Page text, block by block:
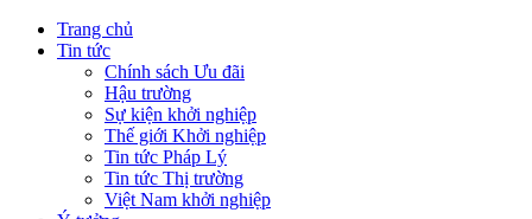
Trang chủ
Tin tức
Chính sách Ưu đãi
Hậu trường
Sự kiện khởi nghiệp
Thế giới Khởi nghiệp
Tin tức Pháp Lý
Tin tức Thị trường
Việt Nam khởi nghiệp